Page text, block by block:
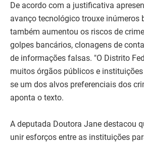
De acordo com a justificativa
avanço tecnológico trouxe inúmeros
também aumentou os riscos de
golpes bancários, clonagens de
de informações falsas. "O Distrito
muitos órgãos públicos e
se um dos alvos preferenciais dos
aponta o texto.
A deputada Doutora Jane destacou
unir esforços entre as instituições